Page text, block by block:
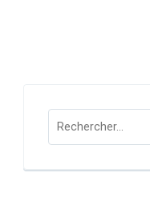
Rechercher :